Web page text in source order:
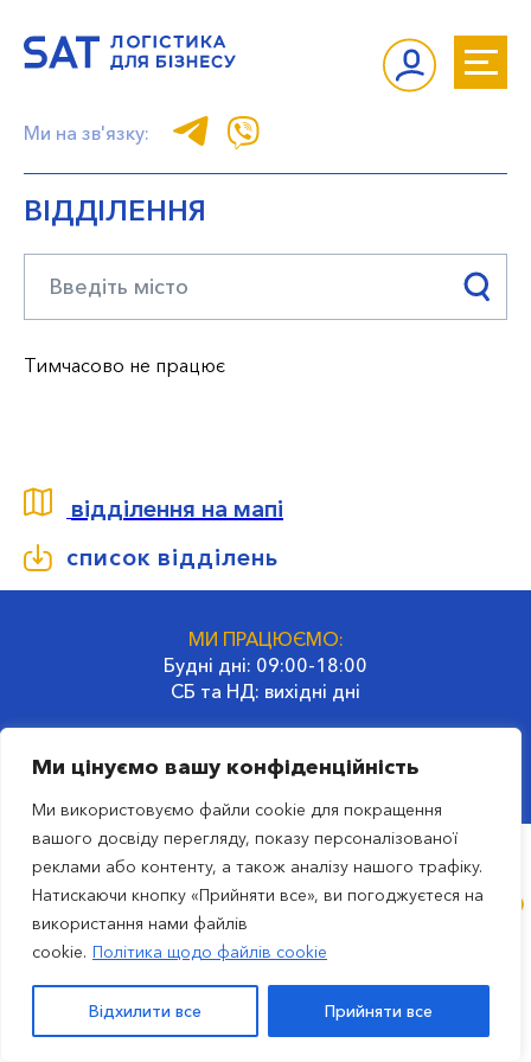
Ми цінуємо вашу конфіденційність
Ми використовуємо файли cookie для покращення
вашого досвіду перегляду, показу персоналізованої
реклами або контенту, а також аналізу нашого трафіку.
Натискаючи кнопку «Прийняти все», ви погоджуєтеся на
використання нами файлів
cookie. Політика щодо файлів cookie
Відхилити все Прийняти все
Ми на зв'язку:
ВІДДІЛЕННЯ
Тимчасово не працює
відділення на мапі
список відділень
МИ ПРАЦЮЄМО:
Будні дні: 09:00-18:00
СБ та НД: вихідні дні
02660, Україна, Київ
ru
© 2023 Транспортна компанія SAT
вул. Гродненська, 32, м. Київ, Україна. |